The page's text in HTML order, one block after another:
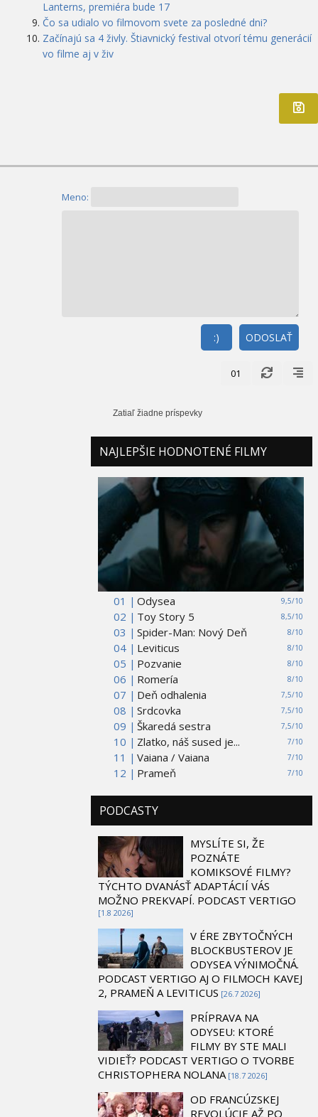
Lanterns, premiéra bude 17
Čo sa udialo vo filmovom svete za posledné dni?
Začínajú sa 4 živly. Štiavnický festival otvorí tému generácií
vo filme aj v živ
Meno:
ODOSLAŤ
:)
01
Zatiaľ žiadne príspevky
NAJLEPŠIE HODNOTENÉ FILMY
01 | 9,5/10
Odysea
02 |
8,5/10
Toy Story 5
03 |
8/10
Spider-Man: Nový Deň
04 |
8/10
Leviticus
05 |
8/10
Pozvanie
06 |
8/10
Romería
07 |
7,5/10
Deň odhalenia
08 |
7,5/10
Srdcovka
09 |
7,5/10
Škaredá sestra
10 |
7/10
Zlatko, náš sused je...
11 |
7/10
Vaiana / Vaiana
12 |
7/10
Prameň
PODCASTY
MYSLÍTE SI, ŽE
POZNÁTE
KOMIKSOVÉ FILMY?
TÝCHTO DVANÁSŤ ADAPTÁCIÍ VÁS
MOŽNO PREKVAPÍ. PODCAST VERTIGO
[1.8 2026]
V ÉRE ZBYTOČNÝCH
BLOCKBUSTEROV JE
ODYSEA VÝNIMOČNÁ.
PODCAST VERTIGO AJ O FILMOCH KAVEJ
2, PRAMEŇ A LEVITICUS [26.7 2026]
PRÍPRAVA NA
ODYSEU: KTORÉ
FILMY BY STE MALI
VIDIEŤ? PODCAST VERTIGO O TVORBE
CHRISTOPHERA NOLANA [18.7 2026]
OD FRANCÚZSKEJ
REVOLÚCIE AŽ PO